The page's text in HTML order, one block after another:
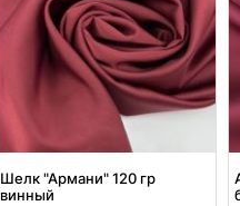
Шелк "Армани" 120 гр
винный